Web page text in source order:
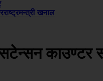
खनाल
काउण्टर